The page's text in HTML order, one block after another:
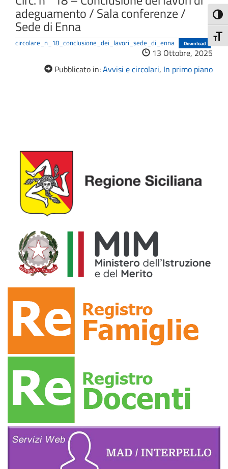
adeguamento / Sala conferenze /
Sede di Enna
circolare_n_18_conclusione_dei_lavori_sede_di_enna Download
13 Ottobre, 2025
Pubblicato in:Avvisi e circolari, In primo piano